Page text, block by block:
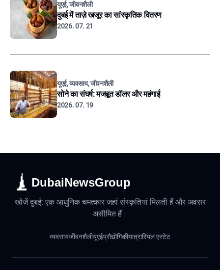
यूएई, जीवनशैली
दुबई में ताज़े खजूर का सांस्कृतिक वितरण
2026. 07. 21
यूएई, व्यवसाय, जीवनशैली
सोने का संघर्ष: मजबूत डॉलर और महंगाई
2026. 07. 19
DubaiNewsGroup
खोजें दुबई: एक आधुनिक चमत्कार जहां संस्कृतियां मिलती हैं और अवसर
असीमित हैं।
व्यवसायजीवनशैलीयूएईप्रौद्योगिकीयात्रारियल एस्टेट